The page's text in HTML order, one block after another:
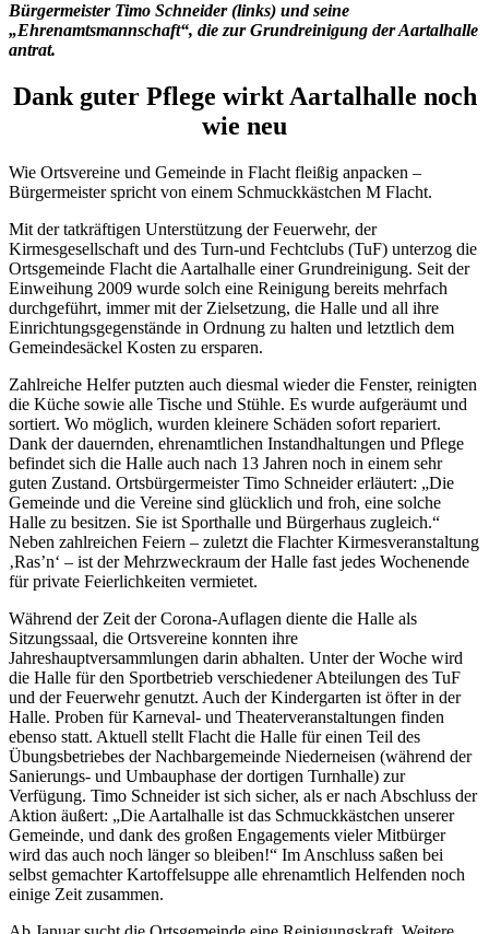
Bürgermeister Timo Schneider (links) und seine
„Ehrenamtsmannschaft“, die zur Grundreinigung der Aartalhalle
antrat.
Dank guter Pflege wirkt Aartalhalle noch
wie neu
Wie Ortsvereine und Gemeinde in Flacht fleißig anpacken –
Bürgermeister spricht von einem Schmuckkästchen M Flacht.
Mit der tatkräftigen Unterstützung der Feuerwehr, der
Kirmesgesellschaft und des Turn-und Fechtclubs (TuF) unterzog die
Ortsgemeinde Flacht die Aartalhalle einer Grundreinigung. Seit der
Einweihung 2009 wurde solch eine Reinigung bereits mehrfach
durchgeführt, immer mit der Zielsetzung, die Halle und all ihre
Einrichtungsgegenstände in Ordnung zu halten und letztlich dem
Gemeindesäckel Kosten zu ersparen.
Zahlreiche Helfer putzten auch diesmal wieder die Fenster, reinigten
die Küche sowie alle Tische und Stühle. Es wurde aufgeräumt und
sortiert. Wo möglich, wurden kleinere Schäden sofort repariert.
Dank der dauernden, ehrenamtlichen Instandhaltungen und Pflege
befindet sich die Halle auch nach 13 Jahren noch in einem sehr
guten Zustand. Ortsbürgermeister Timo Schneider erläutert: „Die
Gemeinde und die Vereine sind glücklich und froh, eine solche
Halle zu besitzen. Sie ist Sporthalle und Bürgerhaus zugleich.“
Neben zahlreichen Feiern – zuletzt die Flachter Kirmesveranstaltung
‚Ras’n‘ – ist der Mehrzweckraum der Halle fast jedes Wochenende
für private Feierlichkeiten vermietet.
Während der Zeit der Corona-Auflagen diente die Halle als
Sitzungssaal, die Ortsvereine konnten ihre
Jahreshauptversammlungen darin abhalten. Unter der Woche wird
die Halle für den Sportbetrieb verschiedener Abteilungen des TuF
und der Feuerwehr genutzt. Auch der Kindergarten ist öfter in der
Halle. Proben für Karneval- und Theaterveranstaltungen finden
ebenso statt. Aktuell stellt Flacht die Halle für einen Teil des
Übungsbetriebes der Nachbargemeinde Niederneisen (während der
Sanierungs- und Umbauphase der dortigen Turnhalle) zur
Verfügung. Timo Schneider ist sich sicher, als er nach Abschluss der
Aktion äußert: „Die Aartalhalle ist das Schmuckkästchen unserer
Gemeinde, und dank des großen Engagements vieler Mitbürger
wird das auch noch länger so bleiben!“ Im Anschluss saßen bei
selbst gemachter Kartoffelsuppe alle ehrenamtlich Helfenden noch
einige Zeit zusammen.